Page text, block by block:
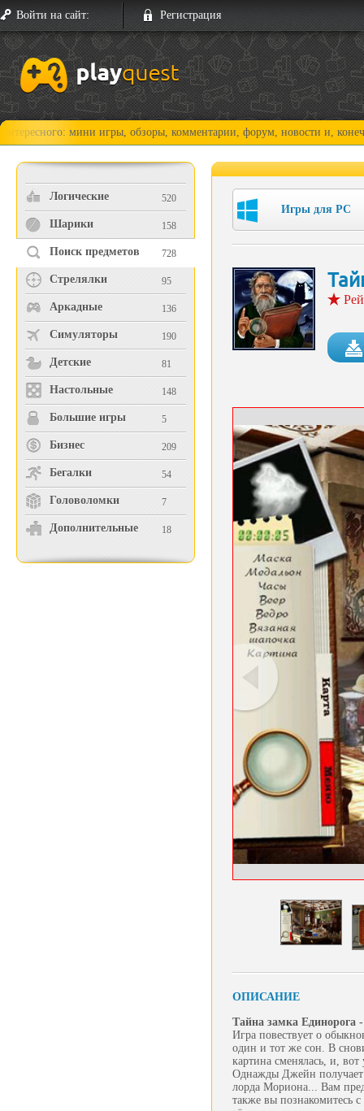
Войти на сайт: Регистрация
мини игры, обзоры, комментарии, форум, новости и, конечно,
Логические 520
Шарики 158
Поиск предметов 728
Стрелялки 95
Аркадные 136
Симуляторы 190
Детские 81
Настольные 148
Большие игры 5
Бизнес 209
Бегалки 54
Головоломки 7
Дополнительные 18
Игры для PC
ОПИСАНИЕ
Тайна замка Единорога
Игра повествует о
один и тот же сон. В
картина сменялась, и,
Однажды Джейн получает
лорда Мориона... Вам
также вы познакомитесь